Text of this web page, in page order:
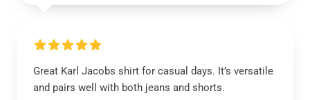
Great Karl Jacobs shirt for casual days. It’s versatile
and pairs well with both jeans and shorts.